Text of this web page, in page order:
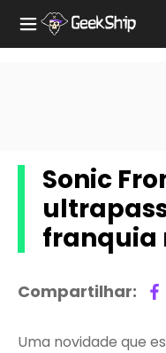
Sonic
franquia
Compartilhar:
Uma novidade que